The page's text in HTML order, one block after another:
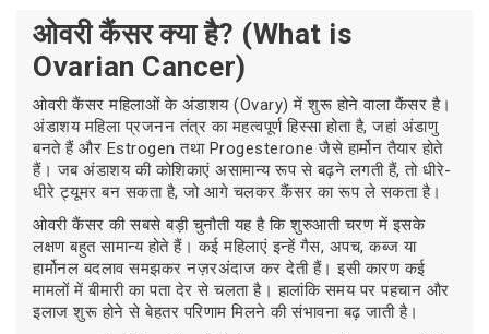
ओवरी कैंसर क्या है? (What is
Ovarian Cancer)
ओवरी कैंसर महिलाओं के अंडाशय (Ovary) में शुरू होने वाला कैंसर है।
अंडाशय महिला प्रजनन तंत्र का महत्वपूर्ण हिस्सा होता है, जहां अंडाणु
बनते हैं और Estrogen तथा Progesterone जैसे हार्मोन तैयार होते
हैं। जब अंडाशय की कोशिकाएं असामान्य रूप से बढ़ने लगती हैं, तो धीरे-
धीरे ट्यूमर बन सकता है, जो आगे चलकर कैंसर का रूप ले सकता है।
ओवरी कैंसर की सबसे बड़ी चुनौती यह है कि शुरुआती चरण में इसके
लक्षण बहुत सामान्य होते हैं। कई महिलाएं इन्हें गैस, अपच, कब्ज या
हार्मोनल बदलाव समझकर नज़रअंदाज कर देती हैं। इसी कारण कई
मामलों में बीमारी का पता देर से चलता है। हालांकि समय पर पहचान और
इलाज शुरू होने से बेहतर परिणाम मिलने की संभावना बढ़ जाती है।